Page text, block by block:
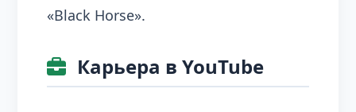
«Black Horse».
Карьера в YouTube